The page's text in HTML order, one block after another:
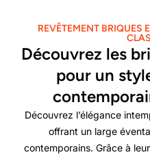
REVÊTEMENT BRIQUES
Découvrez les
pour un
Découvrez l’élégance
offrant un large
contemporains. Grâce à